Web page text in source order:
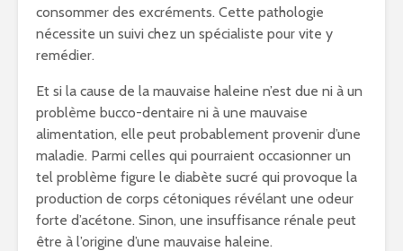
consommer des excréments. Cette pathologie
nécessite un suivi chez un spécialiste pour vite y
remédier.
Et si la cause de la mauvaise haleine n’est due ni à un
problème bucco-dentaire ni à une mauvaise
alimentation, elle peut probablement provenir d’une
maladie. Parmi celles qui pourraient occasionner un
tel problème figure le diabète sucré qui provoque la
production de corps cétoniques révélant une odeur
forte d’acétone. Sinon, une insuffisance rénale peut
être à l’origine d’une mauvaise haleine.